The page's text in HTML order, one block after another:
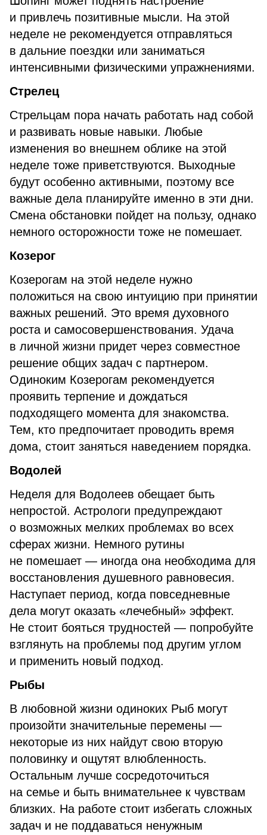
и привлечь позитивные мысли. На этой
неделе не рекомендуется отправляться
в дальние поездки или заниматься
интенсивными физическими упражнениями.
Стрелец
Стрельцам пора начать работать над собой
и развивать новые навыки. Любые
изменения во внешнем облике на этой
неделе тоже приветствуются. Выходные
будут особенно активными, поэтому все
важные дела планируйте именно в эти дни.
Смена обстановки пойдет на пользу, однако
немного осторожности тоже не помешает.
Козерог
Козерогам на этой неделе нужно
положиться на свою интуицию при принятии
важных решений. Это время духовного
роста и самосовершенствования. Удача
в личной жизни придет через совместное
решение общих задач с партнером.
Одиноким Козерогам рекомендуется
проявить терпение и дождаться
подходящего момента для знакомства.
Тем, кто предпочитает проводить время
дома, стоит заняться наведением порядка.
Водолей
Неделя для Водолеев обещает быть
непростой. Астрологи предупреждают
о возможных мелких проблемах во всех
сферах жизни. Немного рутины
не помешает — иногда она необходима для
восстановления душевного равновесия.
Наступает период, когда повседневные
дела могут оказать «лечебный» эффект.
Не стоит бояться трудностей — попробуйте
взглянуть на проблемы под другим углом
и применить новый подход.
Рыбы
В любовной жизни одиноких Рыб могут
произойти значительные перемены —
некоторые из них найдут свою вторую
половинку и ощутят влюбленность.
Остальным лучше сосредоточиться
на семье и быть внимательнее к чувствам
близких. На работе стоит избегать сложных
задач и не поддаваться ненужным